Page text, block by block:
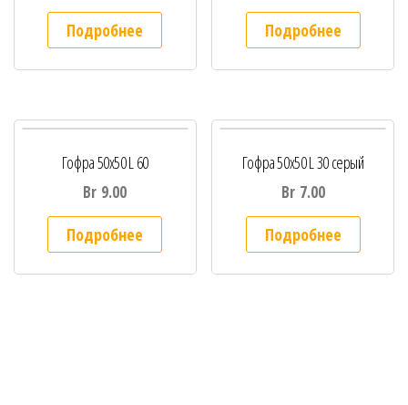
Подробнее Подробнее
Гофра 50х50 L 60
Br 9.00
Подробнее
Гофра 50х50 L 30 серый
Br 7.00
Подробнее